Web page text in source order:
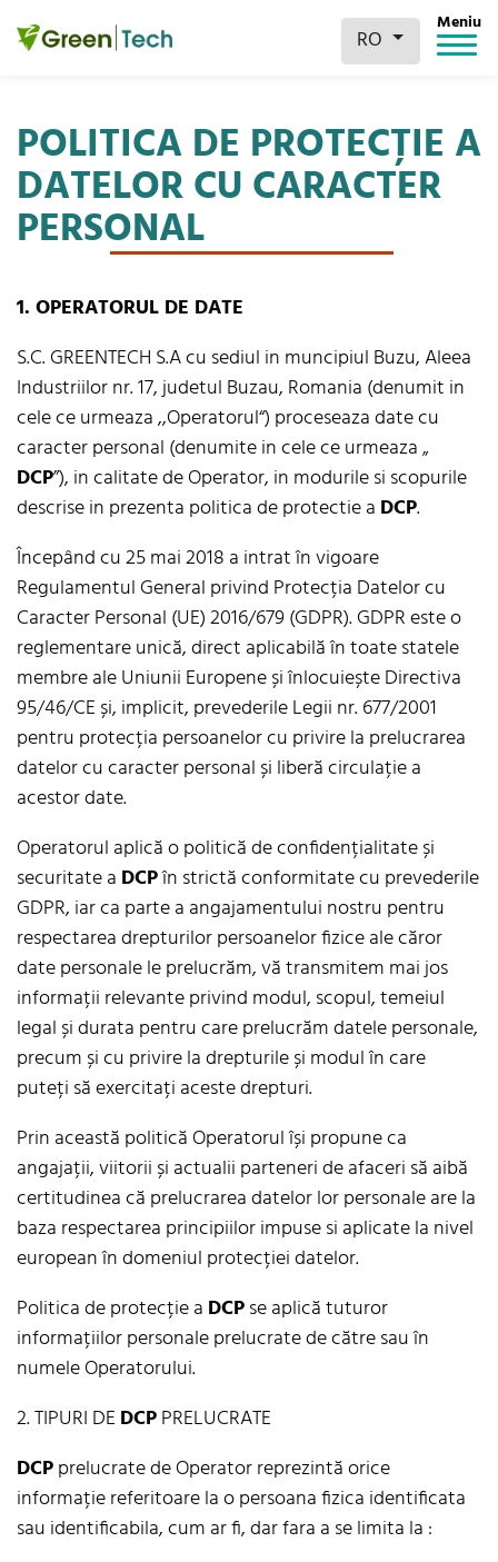
RO
Meniu
POLITICA DE PROTECȚIE A
DATELOR CU CARACTER
PERSONAL
1. OPERATORUL DE DATE
S.C. GREENTECH S.A cu sediul in muncipiul Buzu, Aleea
Industriilor nr. 17, judetul Buzau, Romania (denumit in
cele ce urmeaza ,,Operatorul“) proceseaza date cu
caracter personal (denumite in cele ce urmeaza „
DCP”), in calitate de Operator, in modurile si scopurile
descrise in prezenta politica de protectie a DCP.
Începând cu 25 mai 2018 a intrat în vigoare
Regulamentul General privind Protecția Datelor cu
Caracter Personal (UE) 2016/679 (GDPR). GDPR este o
reglementare unică, direct aplicabilă în toate statele
membre ale Uniunii Europene și înlocuiește Directiva
95/46/CE și, implicit, prevederile Legii nr. 677/2001
pentru protecția persoanelor cu privire la prelucrarea
datelor cu caracter personal și liberă circulație a
acestor date.
Operatorul aplică o politică de confidențialitate și
securitate a DCPîn strictă conformitate cu prevederile
GDPR, iar ca parte a angajamentului nostru pentru
respectarea drepturilor persoanelor fizice ale căror
date personale le prelucrăm, vă transmitem mai jos
informații relevante privind modul, scopul, temeiul
legal și durata pentru care prelucrăm datele personale,
precum și cu privire la drepturile și modul în care
puteți să exercitați aceste drepturi.
Prin această politică Operatorul își propune ca
angajații, viitorii și actualii parteneri de afaceri să aibă
certitudinea că prelucrarea datelor lor personale are la
baza respectarea principiilor impuse si aplicate la nivel
european în domeniul protecției datelor.
Politica de protecție a DCPse aplică tuturor
informațiilor personale prelucrate de către sau în
numele Operatorului.
2. TIPURI DE DCPPRELUCRATE
DCPprelucrate de Operator reprezintă orice
informație referitoare la o persoana fizica identificata
sau identificabila, cum ar fi, dar fara a se limita la :